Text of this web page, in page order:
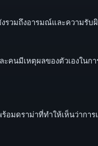
รวมถึงอารมณ์และความรั
นมีเหตุผลของตัวเองในก
มดราม่าที่ทำให้เห็นว่ากา